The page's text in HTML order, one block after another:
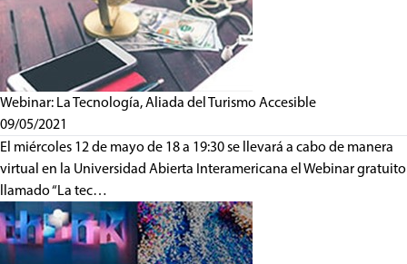
Webinar: La Tecnología, Aliada del Turismo Accesible
09/05/2021
El miércoles 12 de mayo de 18 a 19:30 se llevará a cabo de manera
virtual en la Universidad Abierta Interamericana el Webinar gratuito
llamado “La tec…